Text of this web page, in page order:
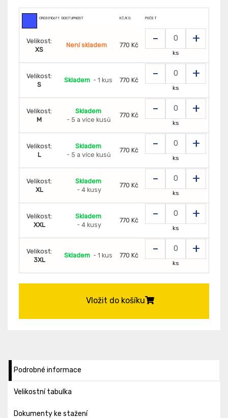
CR0301067140DOSTUPNOST KČ/KS: POČET
Velikost:
XS
Není skladem 770 Kč - +
ks
Velikost:
S
Skladem - 1 kus 770 Kč - +
ks
Velikost:
M
Skladem
- 5 a více kusů
770 Kč - +
ks
Velikost:
L
Skladem
- 5 a více kusů
770 Kč - +
ks
Velikost:
XL
Skladem
- 4 kusy
770 Kč - +
ks
Velikost:
XXL
Skladem
- 4 kusy
770 Kč - +
ks
Velikost:
3XL
Skladem - 1 kus 770 Kč - +
ks
Vložit do košíku
Podrobné informace
Velikostní tabulka
Dokumenty ke stažení